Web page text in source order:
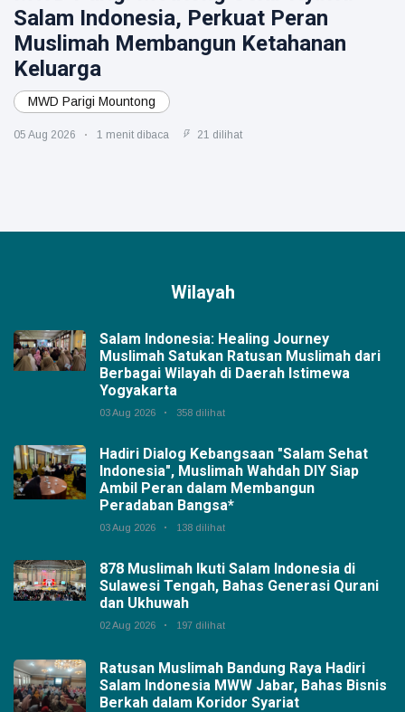
Salam Indonesia, Perkuat Peran
Muslimah Membangun Ketahanan
Keluarga
MWD Parigi Mountong
05 Aug 2026 1 menit dibaca 21 dilihat
Wilayah
Salam Indonesia: Healing Journey
Muslimah Satukan Ratusan Muslimah dari
Berbagai Wilayah di Daerah Istimewa
Yogyakarta
03 Aug 2026 358 dilihat
Hadiri Dialog Kebangsaan "Salam Sehat
Indonesia", Muslimah Wahdah DIY Siap
Ambil Peran dalam Membangun
Peradaban Bangsa*
03 Aug 2026 138 dilihat
878 Muslimah Ikuti Salam Indonesia di
Sulawesi Tengah, Bahas Generasi Qurani
dan Ukhuwah
02 Aug 2026 197 dilihat
Ratusan Muslimah Bandung Raya Hadiri
Salam Indonesia MWW Jabar, Bahas Bisnis
Berkah dalam Koridor Syariat